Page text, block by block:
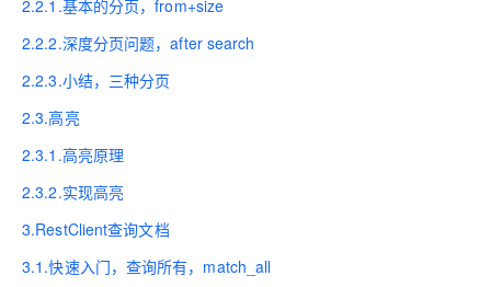
2.2.1.基本的分页，from+size
2.2.2.深度分页问题，after search
2.2.3.小结，三种分页
2.3.高亮
2.3.1.高亮原理
2.3.2.实现高亮
3.RestClient查询文档
3.1.快速入门，查询所有，match_all